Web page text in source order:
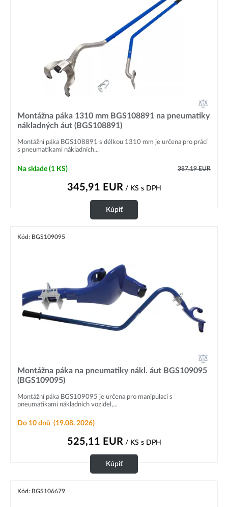
Montážna páka 1310 mm BGS108891 na pneumatiky
nákladných áut (BGS108891)
Montážní páka BGS108891 s délkou 1310 mm je určena pro práci
s pneumatikami nákladních...
Na sklade (1 KS) 387,19EUR
345,91 EUR/ KS s DPH
Kúpiť
Kód: BGS109095
Montážna páka na pneumatiky nákl. áut BGS109095
(BGS109095)
Montážní páka BGS109095 je určena pro manipulaci s
pneumatikami nákladních vozidel,...
Do 10 dnů (19.08. 2026)
525,11 EUR/ KS s DPH
Kúpiť
Kód: BGS106679